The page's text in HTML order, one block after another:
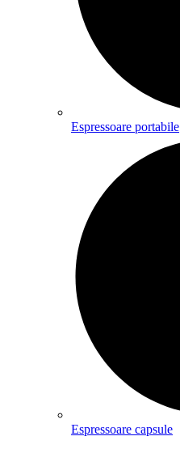
Espressoare portabile
Espressoare capsule